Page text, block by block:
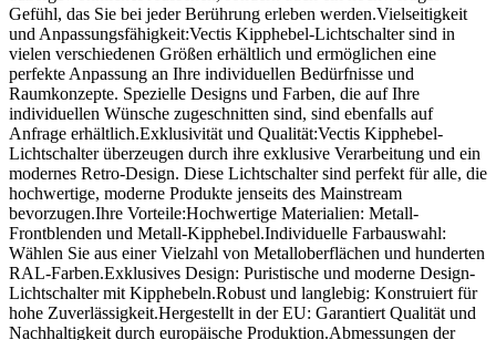
Gefühl, das Sie bei jeder Berührung erleben werden.Vielseitigkeit
und Anpassungsfähigkeit:Vectis Kipphebel-Lichtschalter sind in
vielen verschiedenen Größen erhältlich und ermöglichen eine
perfekte Anpassung an Ihre individuellen Bedürfnisse und
Raumkonzepte. Spezielle Designs und Farben, die auf Ihre
individuellen Wünsche zugeschnitten sind, sind ebenfalls auf
Anfrage erhältlich.Exklusivität und Qualität:Vectis Kipphebel-
Lichtschalter überzeugen durch ihre exklusive Verarbeitung und ein
modernes Retro-Design. Diese Lichtschalter sind perfekt für alle, die
hochwertige, moderne Produkte jenseits des Mainstream
bevorzugen.Ihre Vorteile:Hochwertige Materialien: Metall-
Frontblenden und Metall-Kipphebel.Individuelle Farbauswahl:
Wählen Sie aus einer Vielzahl von Metalloberflächen und hunderten
RAL-Farben.Exklusives Design: Puristische und moderne Design-
Lichtschalter mit Kipphebeln.Robust und langlebig: Konstruiert für
hohe Zuverlässigkeit.Hergestellt in der EU: Garantiert Qualität und
Nachhaltigkeit durch europäische Produktion.Abmessungen der